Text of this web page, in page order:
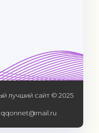
лучший сайт © 2025